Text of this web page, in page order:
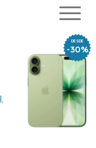
DESDE
-30%